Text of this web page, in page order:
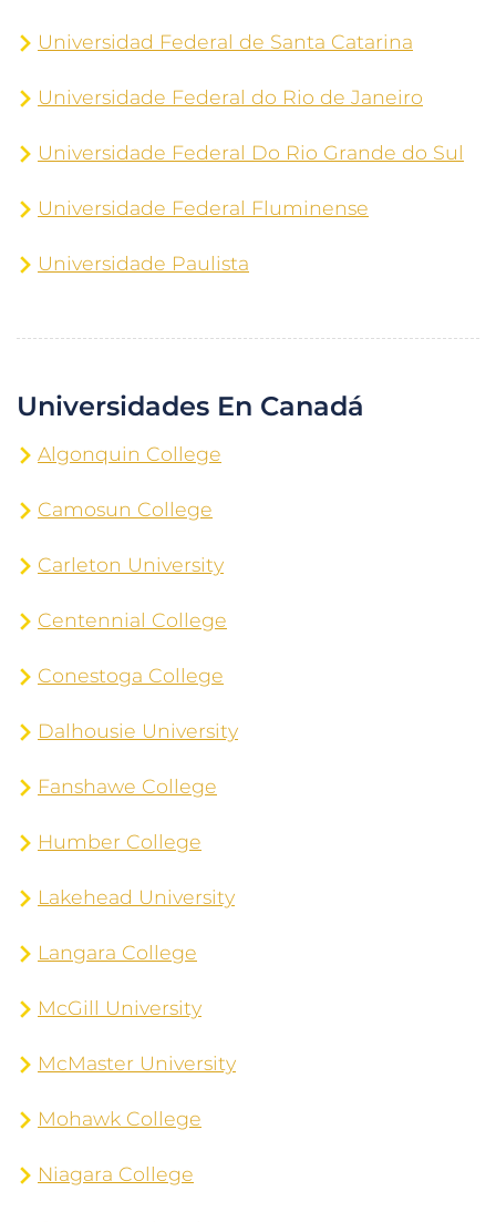
Universidad Federal de Santa Catarina
Universidade Federal do Rio de Janeiro
Universidade Federal Do Rio Grande do Sul
Universidade Federal Fluminense
Universidade Paulista
Universidades En Canadá
Algonquin College
Camosun College
Carleton University
Centennial College
Conestoga College
Dalhousie University
Fanshawe College
Humber College
Lakehead University
Langara College
McGill University
McMaster University
Mohawk College
Niagara College